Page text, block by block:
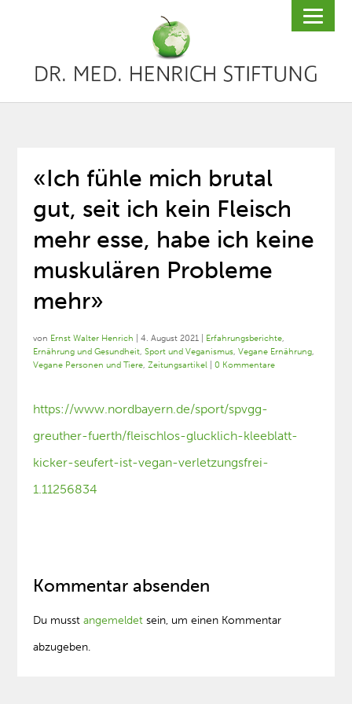
«Ich fühle mich brutal
gut, seit ich kein Fleisch
mehr esse, habe ich keine
muskulären Probleme
mehr»
von Ernst Walter Henrich |4. August 2021 Erfahrungsberichte,
Ernährung und Gesundheit,Sport und Veganismus,Vegane Ernährung,
Vegane Personen und Tiere,Zeitungsartikel |0 Kommentare
https://www.nordbayern.de/sport/spvgg-
greuther-fuerth/fleischlos-glucklich-kleeblatt-
kicker-seufert-ist-vegan-verletzungsfrei-
1.11256834
Kommentar absenden
Du musstangemeldet sein, um einen Kommentar
abzugeben.